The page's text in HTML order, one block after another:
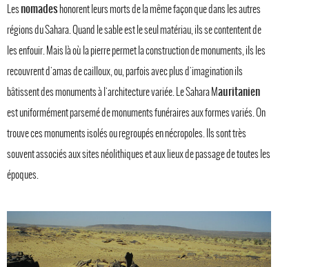
Les nomades honorent leurs morts de la même façon que dans les autres
régions du Sahara. Quand le sable est le seul matériau, ils se contentent de
les enfouir. Mais là où la pierre permet la construction de monuments, ils les
recouvrent d'amas de cailloux, ou, parfois avec plus d'imagination ils
bâtissent des monuments à l'architecture variée. Le Sahara Mauritanien
est uniformément parsemé de monuments funéraires aux formes variés. On
trouve ces monuments isolés ou regroupés en nécropoles. Ils sont très
souvent associés aux sites néolithiques et aux lieux de passage de toutes les
époques.